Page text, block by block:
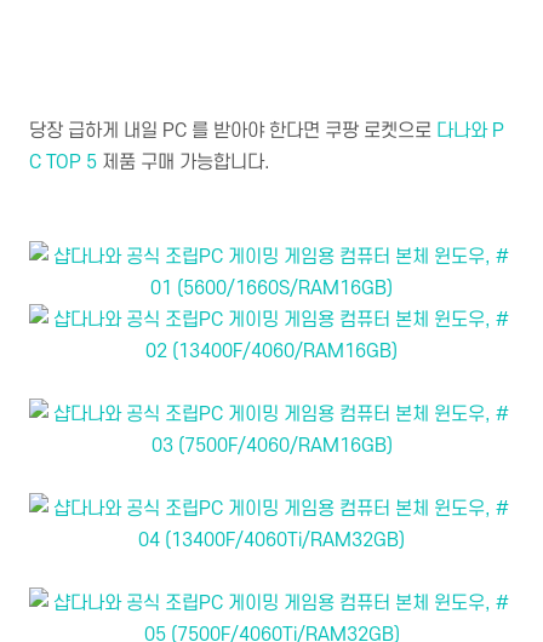
당장 급하게 내일 PC 를 받아야 한다면 쿠팡 로켓으로 다나와 P
C TOP 5 제품 구매 가능합니다.